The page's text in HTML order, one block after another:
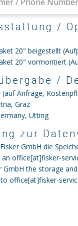
/
20" beigestellt
20" vormontiert
/
(auf Anfrage,
Graz
Utting
zur
GmbH die
office[at]fisker-
GmbH the storage
office[at]fisker-